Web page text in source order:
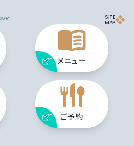
SITE
MAP
メニュー
ご予約